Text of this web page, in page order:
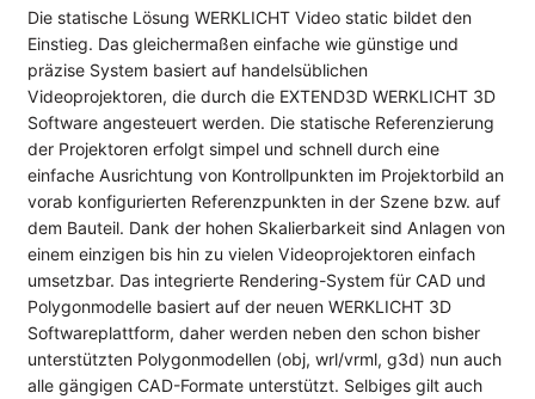
Die statische Lösung WERKLICHT Video static bildet den
Einstieg. Das gleichermaßen einfache wie günstige und
präzise System basiert auf handelsüblichen
Videoprojektoren, die durch die EXTEND3D WERKLICHT 3D
Software angesteuert werden. Die statische Referenzierung
der Projektoren erfolgt simpel und schnell durch eine
einfache Ausrichtung von Kontrollpunkten im Projektorbild an
vorab konfigurierten Referenzpunkten in der Szene bzw. auf
dem Bauteil. Dank der hohen Skalierbarkeit sind Anlagen von
einem einzigen bis hin zu vielen Videoprojektoren einfach
umsetzbar. Das integrierte Rendering-System für CAD und
Polygonmodelle basiert auf der neuen WERKLICHT 3D
Softwareplattform, daher werden neben den schon bisher
unterstützten Polygonmodellen (obj, wrl/vrml, g3d) nun auch
alle gängigen CAD-Formate unterstützt. Selbiges gilt auch